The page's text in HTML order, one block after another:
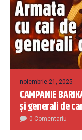
noiembrie 21, 2025
CAMPANIE
și generali de
0 Comentariu